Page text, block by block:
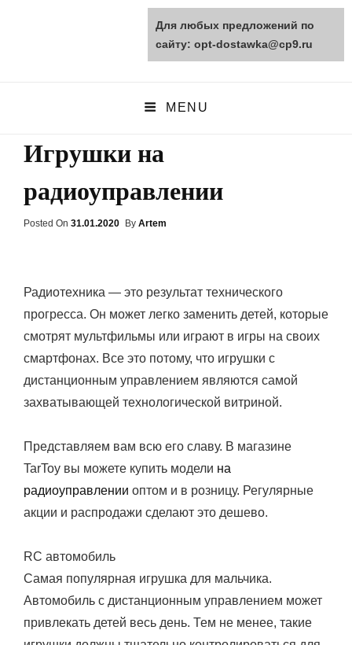
opt-dostawka.ru
MENU
Игрушки на
радиоуправлении
Posted On Posted
31.01.2020 By Artem
Радиотехника — это результат технического
прогресса. Он может легко заменить детей, которые
смотрят мультфильмы или играют в игры на своих
смартфонах. Все это потому, что игрушки с
дистанционным управлением являются самой
захватывающей технологической витриной.
Представляем вам всю его славу. В магазине
TarToy вы можете купить модели на
радиоуправлении оптом и в розницу. Регулярные
акции и распродажи сделают это дешево.
RC автомобиль
Самая популярная игрушка для мальчика.
Автомобиль с дистанционным управлением может
привлекать детей весь день. Тем не менее, такие
Для любых предложений по
сайту: opt-dostawka@cp9.ru